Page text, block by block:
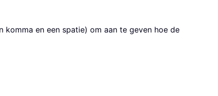
komma en een spatie) om aan te geven hoe de